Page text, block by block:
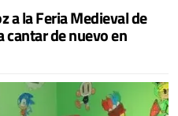
a la Feria Medieval de
cantar de nuevo en